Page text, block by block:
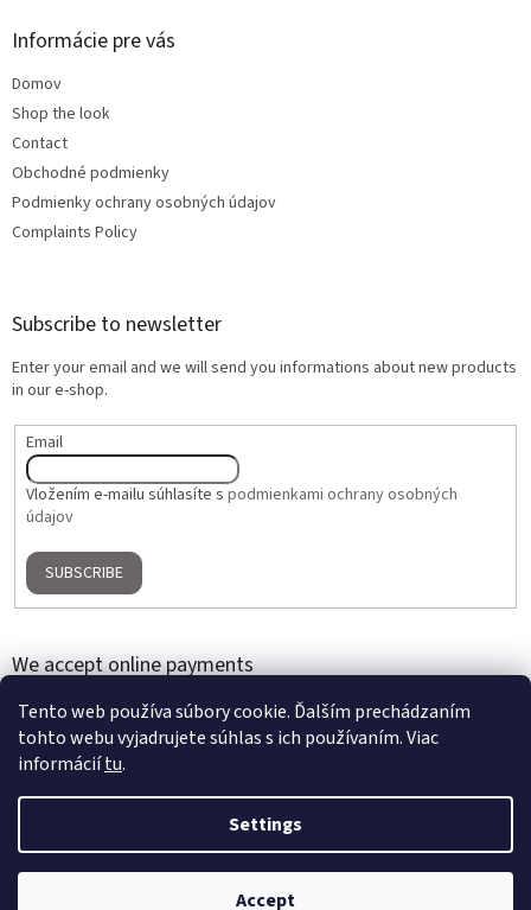
Tento web používa súbory cookie. Ďalším prechádzaním
tohto webu vyjadrujete súhlas s ich používaním. Viac
informáciítu.
Settings
Accept
Informácie pre vás
Domov
Shop the look
Contact
Obchodné podmienky
Podmienky ochrany osobných údajov
Complaints Policy
Subscribe to newsletter
Enter your email and we will send you informations about new products
in our e-shop.
Email
Vložením e-mailu súhlasíte s podmienkami ochrany osobných
údajov
SUBSCRIBE
We accept online payments
Created by Shoptet
Home Gallery